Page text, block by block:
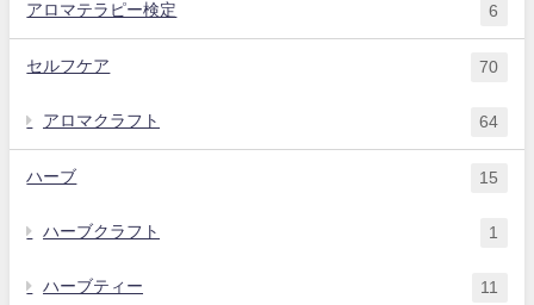
アロマテラピー検定 6
セルフケア 70
アロマクラフト 64
ハーブ 15
ハーブクラフト 1
ハーブティー 11